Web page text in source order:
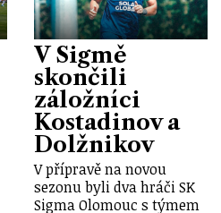
V Sigmě
skončili
záložníci
Kostadinov a
Dolžnikov
V přípravě na novou
sezonu byli dva hráči SK
Sigma Olomouc s týmem